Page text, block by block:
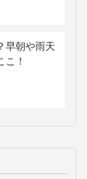
早朝や雨天
こ！